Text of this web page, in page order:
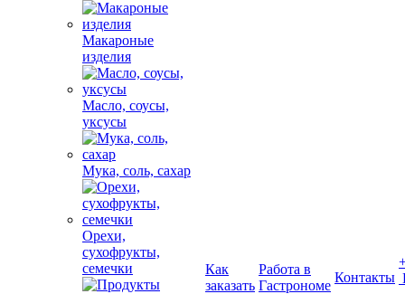
Макароные
изделия
Масло, соусы,
уксусы
Мука, соль, сахар
Орехи,
сухофрукты,
семечки
Как
заказать
Работа в
Гастрономе
Контакты